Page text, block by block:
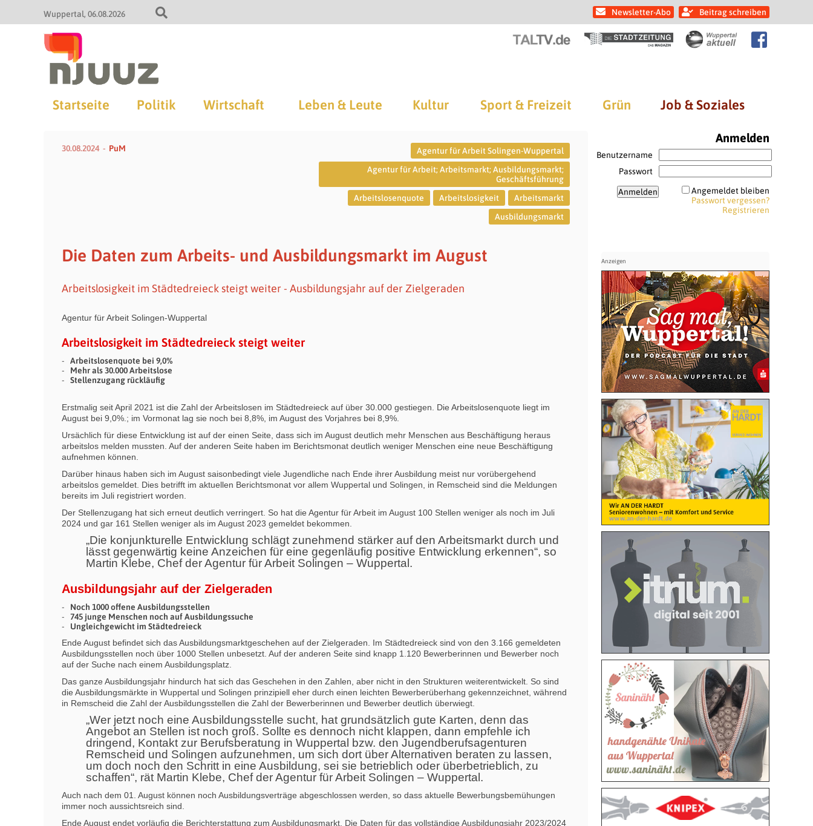
Wuppertal 06.08.2026 Newsletter-Abo Beitrag schreiben
Startseite Politik Wirtschaft Leben & Leute Kultur Sport & Freizeit Grün Job & Soziales
30.08.2024 PuM
Agentur für Arbeit Solingen-Wuppertal
Agentur für Arbeit; Arbeitsmarkt; Ausbildungsmarkt;
Geschäftsführung
Arbeitslosenquote
Arbeitslosigkeit
Arbeitsmarkt
Ausbildungsmarkt
Die Daten zum Arbeits- und Ausbildungsmarkt im August
Arbeitslosigkeit im Städtedreieck steigt weiter - Ausbildungsjahr auf der Zielgeraden
Agentur für Arbeit Solingen-Wuppertal
Arbeitslosigkeit im Städtedreieck steigt weiter
Arbeitslosenquote bei 9,0%
Mehr als 30.000 Arbeitslose
Stellenzugang rückläufig
Erstmalig seit April 2021 ist die Zahl der Arbeitslosen im Städtedreieck auf über 30.000 gestiegen. Die Arbeitslosenquote liegt im
August bei 9,0%.; im Vormonat lag sie noch bei 8,8%, im August des Vorjahres bei 8,9%.
Ursächlich für diese Entwicklung ist auf der einen Seite, dass sich im August deutlich mehr Menschen aus Beschäftigung heraus
arbeitslos melden mussten. Auf der anderen Seite haben im Berichtsmonat deutlich weniger Menschen eine neue Beschäftigung
aufnehmen können.
Darüber hinaus haben sich im August saisonbedingt viele Jugendliche nach Ende ihrer Ausbildung meist nur vorübergehend
arbeitslos gemeldet. Dies betrifft im aktuellen Berichtsmonat vor allem Wuppertal und Solingen, in Remscheid sind die Meldungen
bereits im Juli registriert worden.
Der Stellenzugang hat sich erneut deutlich verringert. So hat die Agentur für Arbeit im August 100 Stellen weniger als noch im Juli
2024 und gar 161 Stellen weniger als im August 2023 gemeldet bekommen.
„Die konjunkturelle Entwicklung schlägt zunehmend stärker auf den Arbeitsmarkt durch und
lässt gegenwärtig keine Anzeichen für eine gegenläufig positive Entwicklung erkennen“, so
Martin Klebe, Chef der Agentur für Arbeit Solingen – Wuppertal.
Ausbildungsjahr auf der Zielgeraden
Noch 1000 offene Ausbildungsstellen
745 junge Menschen noch auf Ausbildungssuche
Ungleichgewicht im Städtedreieck
Ende August befindet sich das Ausbildungsmarktgeschehen auf der Zielgeraden. Im Städtedreieck sind von den 3.166 gemeldeten
Ausbildungsstellen noch über 1000 Stellen unbesetzt. Auf der anderen Seite sind knapp 1.120 Bewerberinnen und Bewerber noch
auf der Suche nach einem Ausbildungsplatz.
Das ganze Ausbildungsjahr hindurch hat sich das Geschehen in den Zahlen, aber nicht in den Strukturen weiterentwickelt. So sind
die Ausbildungsmärkte in Wuppertal und Solingen prinzipiell eher durch einen leichten Bewerberüberhang gekennzeichnet, während
in Remscheid die Zahl der Ausbildungsstellen die Zahl der Bewerberinnen und Bewerber deutlich überwiegt.
„Wer jetzt noch eine Ausbildungsstelle sucht, hat grundsätzlich gute Karten, denn das
Angebot an Stellen ist noch groß. Sollte es dennoch nicht klappen, dann empfehle ich
dringend, Kontakt zur Berufsberatung in Wuppertal bzw. den Jugendberufsagenturen
Remscheid und Solingen aufzunehmen, um sich dort über Alternativen beraten zu lassen,
um doch noch den Schritt in eine Ausbildung, sei sie betrieblich oder überbetrieblich, zu
schaffen“, rät Martin Klebe, Chef der Agentur für Arbeit Solingen – Wuppertal.
Auch nach dem 01. August können noch Ausbildungsverträge abgeschlossen werden, so dass aktuelle Bewerbungsbemühungen
immer noch aussichtsreich sind.
Ende August endet vorläufig die Berichterstattung zum Ausbildungsmarkt. Die Daten für das vollständige Ausbildungsjahr 2023/2024
Anmelden
Benutzername
Passwort
Angemeldet bleiben
Passwort vergessen?
Registrieren